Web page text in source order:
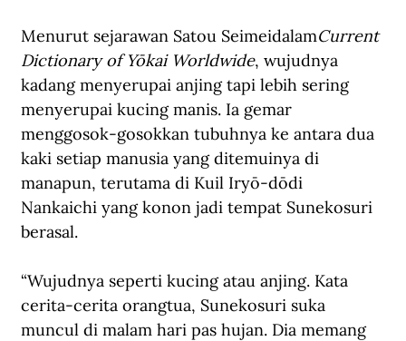
Menurut sejarawan Satou SeimeidalamCurrent
Dictionary of Yōkai Worldwide, wujudnya
kadang menyerupai anjing tapi lebih sering
menyerupai kucing manis. Ia gemar
menggosok-gosokkan tubuhnya ke antara dua
kaki setiap manusia yang ditemuinya di
manapun, terutama di Kuil Iryō-dōdi
Nankaichi yang konon jadi tempat Sunekosuri
berasal.
“Wujudnya seperti kucing atau anjing. Kata
cerita-cerita orangtua, Sunekosuri suka
muncul di malam hari pas hujan. Dia memang